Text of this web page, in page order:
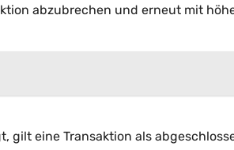
abzubrechen und erneut mit
eine Transaktion als